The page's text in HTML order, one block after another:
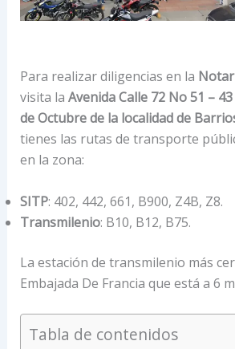
Para realizar diligencias en la
visita la Avenida Calle 72 No 51 –
de Octubre de la localidad de
tienes las rutas de transporte
en la zona:
SITP: 402, 442, 661, B900, Z4B, Z8.
Transmilenio: B10, B12, B75.
La estación de transmilenio más
Embajada De Francia que está a 6
Tabla de contenidos